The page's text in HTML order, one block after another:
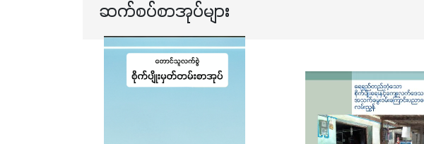
ဆက်စပ်စာအုပ်များ